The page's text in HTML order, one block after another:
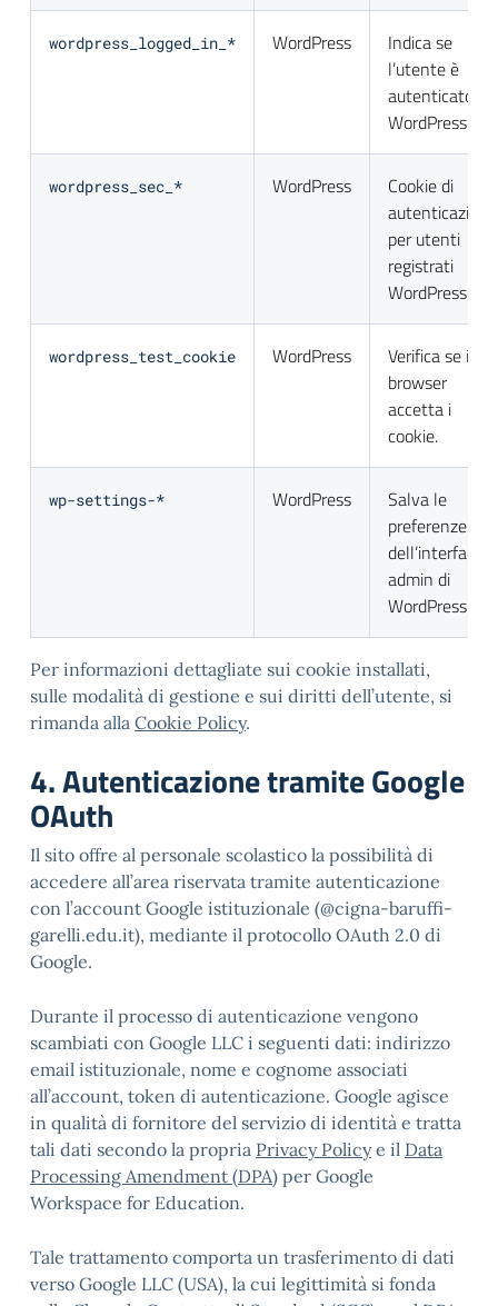
wordpress_logged_in_* WordPress
Indica se
l’utente è
autenticato in
WordPress.
wordpress_sec_* WordPress
Cookie di
autenticazione
per utenti
registrati
WordPress.
wordpress_test_cookie WordPress
Verifica se il
browser
accetta i
cookie.
wp-settings-* WordPress
Salva le
preferenze
dell’interfaccia
admin di
WordPress.
Per informazioni dettagliate sui cookie installati,
sulle modalità di gestione e sui diritti dell’utente, si
rimanda alla Cookie Policy.
4. Autenticazione tramite Google
OAuth
Il sito offre al personale scolastico la possibilità di
accedere all’area riservata tramite autenticazione
con l’account Google istituzionale (@cigna-baruffi-
garelli.edu.it), mediante il protocollo OAuth 2.0 di
Google.
Durante il processo di autenticazione vengono
scambiati con Google LLC i seguenti dati: indirizzo
email istituzionale, nome e cognome associati
all’account, token di autenticazione. Google agisce
in qualità di fornitore del servizio di identità e tratta
tali dati secondo la propria Privacy Policye il Data
Processing Amendment (DPA) per Google
Workspace for Education.
Tale trattamento comporta un trasferimento di dati
verso Google LLC (USA), la cui legittimità si fonda